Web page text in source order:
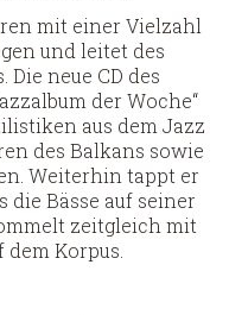
mit einer Vielzahl
und leitet des
Die neue CD des
der Woche“
aus dem Jazz
des Balkans sowie
Weiterhin tappt er
Bässe auf seiner
zeitgleich mit
Korpus.